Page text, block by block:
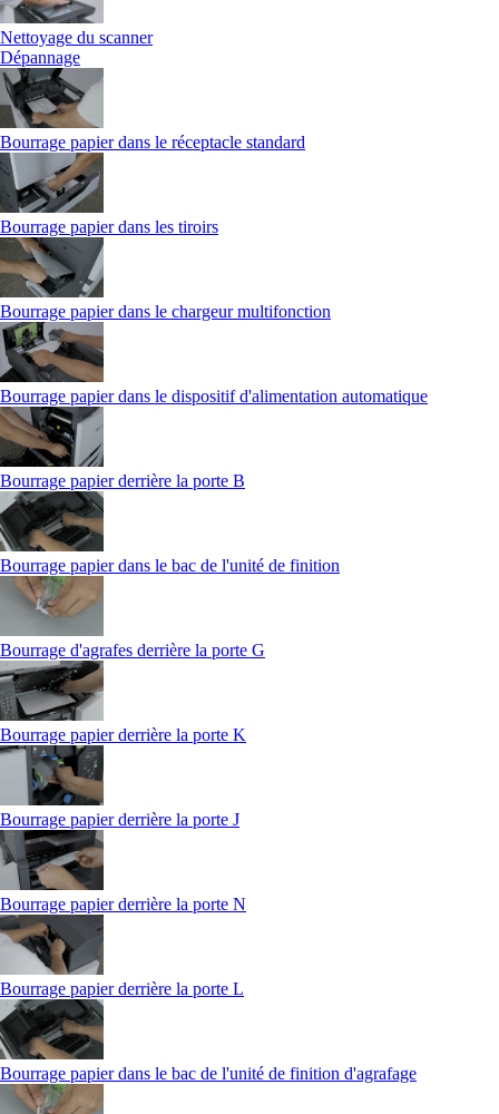
Nettoyage du scanner
Dépannage
Bourrage papier dans le réceptacle standard
Bourrage papier dans les tiroirs
Bourrage papier dans le chargeur multifonction
Bourrage papier dans le dispositif d'alimentation automatique
Bourrage papier derrière la porte B
Bourrage papier dans le bac de l'unité de finition
Bourrage d'agrafes derrière la porte G
Bourrage papier derrière la porte K
Bourrage papier derrière la porte J
Bourrage papier derrière la porte N
Bourrage papier derrière la porte L
Bourrage papier dans le bac de l'unité de finition d'agrafage